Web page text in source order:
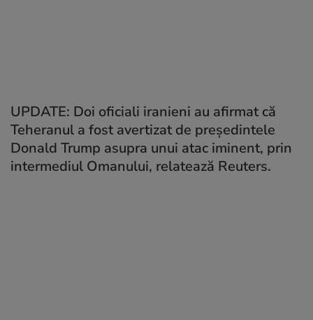
UPDATE: Doi oficiali iranieni au afirmat că
Teheranul a fost avertizat de președintele
Donald Trump asupra unui atac iminent, prin
intermediul Omanului, relatează Reuters.